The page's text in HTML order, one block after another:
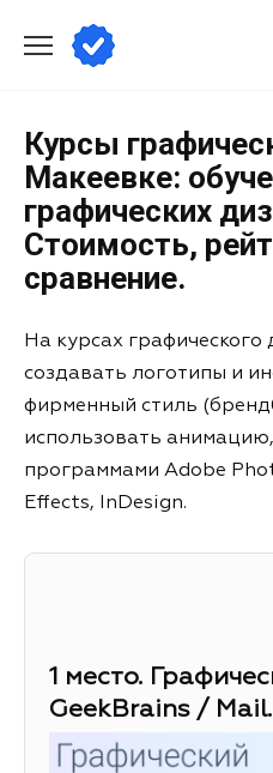
Курсы
Макеевке:
графических
Стоимость,
сравнение.
На курсах графического
создавать логотипы и
фирменный стиль
использовать
программами Adobe
Effects, InDesign.
1 место.
GeekBrains /